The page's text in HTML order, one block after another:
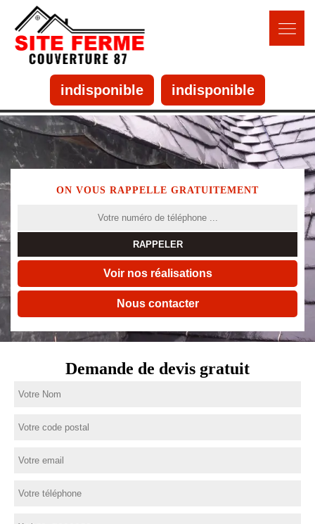
indisponible indisponible
ON VOUS RAPPELLE GRATUITEMENT
Voir nos réalisations
Nous contacter
Demande de devis gratuit